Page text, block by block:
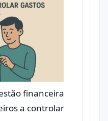
financeira
a controlar